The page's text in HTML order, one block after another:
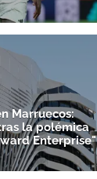
Marruecos:
la polémica
Enterprise"